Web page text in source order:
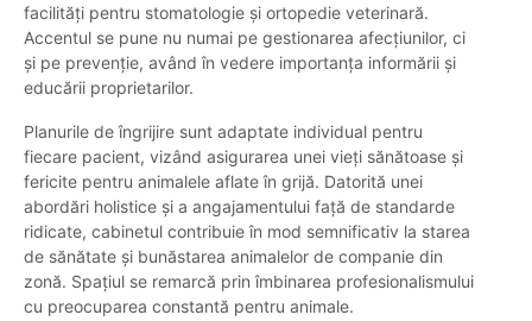
facilități pentru stomatologie și ortopedie veterinară.
Accentul se pune nu numai pe gestionarea afecțiunilor, ci
și pe prevenție, având în vedere importanța informării și
educării proprietarilor.
Planurile de îngrijire sunt adaptate individual pentru
fiecare pacient, vizând asigurarea unei vieți sănătoase și
fericite pentru animalele aflate în grijă. Datorită unei
abordări holistice și a angajamentului față de standarde
ridicate, cabinetul contribuie în mod semnificativ la starea
de sănătate și bunăstarea animalelor de companie din
zonă. Spațiul se remarcă prin îmbinarea profesionalismului
cu preocuparea constantă pentru animale.